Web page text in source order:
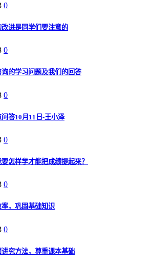
0
进是同学们要注意的
0
的学习问题及我们的回答
0
答10月11日-王小泽
0
怎样学才能把成绩提起来？
0
，巩固基础知识
0
究方法，尊重课本基础